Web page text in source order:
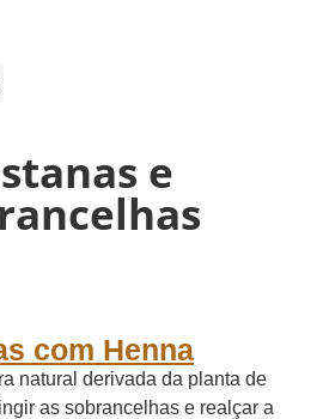
e
com Henna
natural derivada da planta de
as sobrancelhas e realçar a